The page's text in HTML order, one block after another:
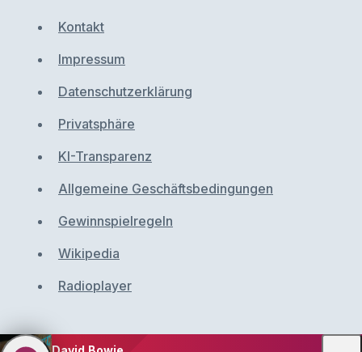
Kontakt
Impressum
Datenschutzerklärung
Privatsphäre
KI-Transparenz
Allgemeine Geschäftsbedingungen
Gewinnspielregeln
Wikipedia
Radioplayer